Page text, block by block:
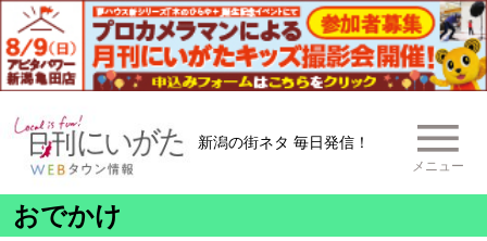
新潟の街ネタ 毎日発信！
メニュー
おでかけ